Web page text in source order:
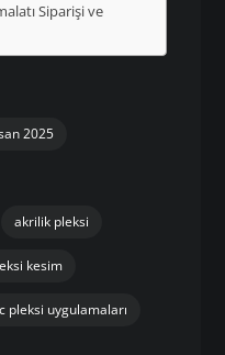
Siparişi ve
2025
akrilik pleksi
kesim
pleksi uygulamaları